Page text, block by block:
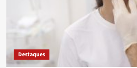
Destaques